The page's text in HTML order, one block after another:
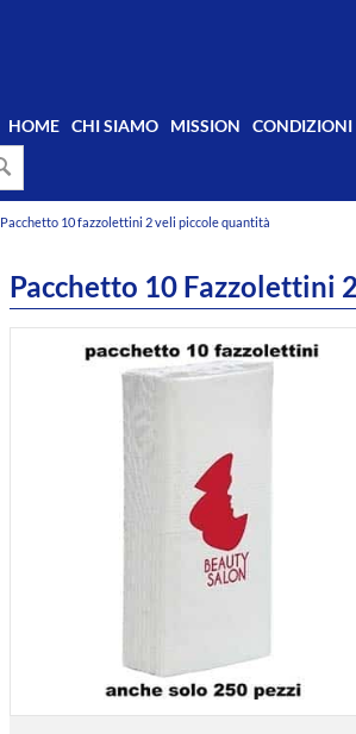
HOME CHI SIAMO MISSION CONDIZIONI
Pacchetto 10 fazzolettini 2 veli piccole quantità
Pacchetto 10 Fazzolettini